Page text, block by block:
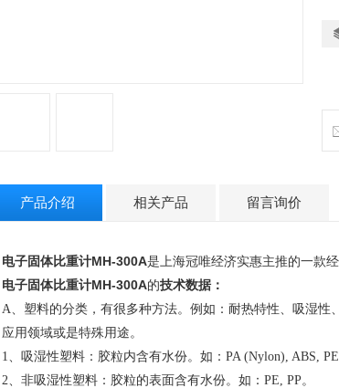
产品介绍 相关产品 留言询价
电子固体比重计MH-300A是上海冠唯经济实惠主推的一款
电子固体比重计MH-300A的技术数据：
A、塑料的分类，有很多种方法。例如：耐热特性、吸湿性
应用领域或是特殊用途。
1、吸湿性塑料：胶粒内含有水份。如： PA (Nylon), ABS,
2、非吸湿性塑料：胶粒的表面含有水份。如： PE, PP。